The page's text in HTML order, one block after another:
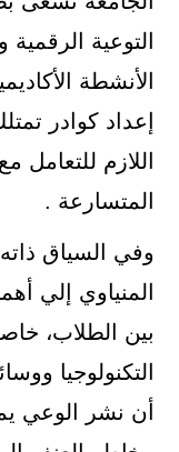
التوعية
الأنشطة
إعداد كوادر
اللازم للتعامل
المتسارعة .
وفي السياق
المنياوي إلي
بين الطلاب،
التكنولوجيا
أن نشر الوعي